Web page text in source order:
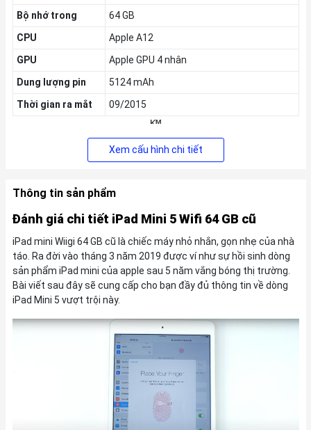
Bộ nhớ trong
64 GB
CPU
Apple A12
GPU
Apple GPU 4 nhân
Dung lượng pin
5124 mAh
Thời gian ra mắt
09/2015
KM
Giảm thêm 5% tối đa200k
cũ
Xem cấu hình chi tiết
Thông tin sản phẩm
Đánh giá chi tiết iPad Mini 5 Wifi 64 GB cũ
iPad mini Wiigi 64 GB cũ là chiếc máy nhỏ nhắn, gọn nhẹ của nhà
táo. Ra đời vào tháng 3 năm 2019 được ví như sự hồi sinh dòng
sản phẩm iPad mini của apple sau 5 năm vắng bóng thị trường.
Bài viết sau đây sẽ cung cấp cho bạn đầy đủ thông tin về dòng
iPad Mini 5 vượt trội này.